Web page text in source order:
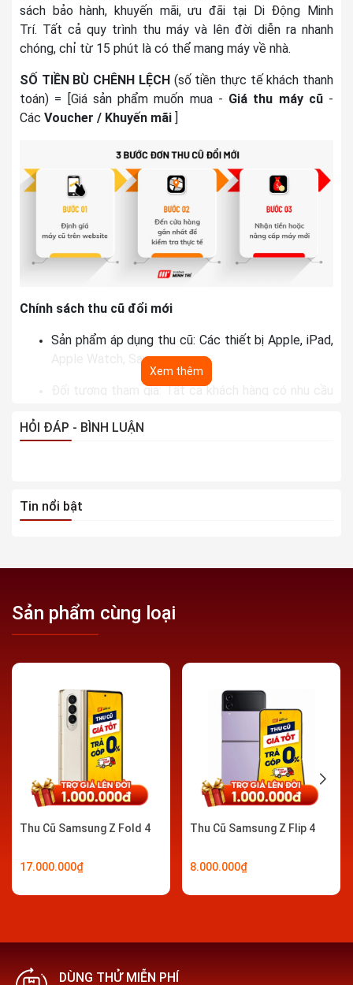
sách bảo hành, khuyến mãi, ưu đãi tại Di Động Minh
Trí. Tất cả quy trình thu máy và lên đời diễn ra nhanh
chóng, chỉ từ 15 phút là có thể mang máy về nhà.
SỐ TIỀN BÙ CHÊNH LỆCH(số tiền thực tế khách thanh
toán) = [Giá sản phẩm muốn mua - Giá thu máy cũ-
Các Voucher / Khuyến mãi ]
Chính sách thu cũ đổi mới
Sản phẩm áp dụng thu cũ: Các thiết bị Apple, iPad,
Apple Watch, Samsung...
Đối tượng tham gia: Tất cả khách hàng có nhu cầu
Cam kết thu máy cũ với giá cao hơn thị trường hiện
bao gồm trả góp 0% lãi suất qua thẻ tín dụng
Điều kiện thu máy cũ
Điện thoại có thể mở/tắt nguồn, không lỗi khởi
động
Điện thoại đã được tắt/ngắt hoạt động và đăng
khoá máy từ xa như: Khoá màn hình, tài khoản
KHÔNG yêu cầu điện thoại còn nằm trong thời hạn
Xem thêm
HỎI ĐÁP - BÌNH LUẬN
Tin nổi bật
Sản phẩm cùng loại
Thu Cũ Samsung Z Fold 4
17.000.000₫
Thu Cũ Samsung Z Flip 4
8.000.000₫
DÙNG THỬ MIỄN PHÍ